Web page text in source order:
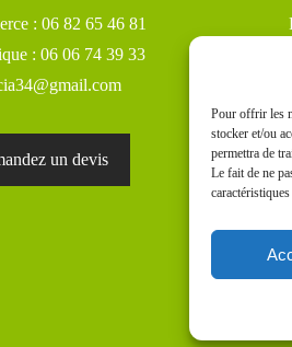
Pour offrir les
stocker et/ou
permettra de
Le fait de ne
: 06 82 65 46 81
: 06 06 74 39 33
un devis